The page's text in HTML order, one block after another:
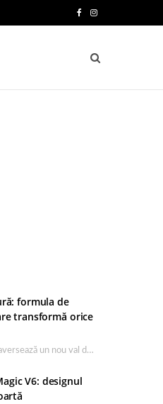
e
I
s
t
formula de
transformă orice
România traversează un nou val de căldură, iar rutina de îngrijire capătă un rol esențial…
V6: designul